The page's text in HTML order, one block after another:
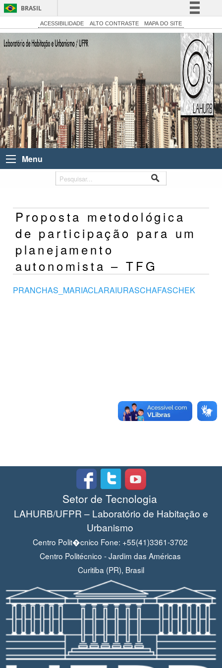
BRASIL
Simplifique!
Acesso à informação
Legislação
Canais
ACESSIBILIDADE ALTO CONTRASTE MAPA DO SITE
Menu
Proposta metodológica
de participação para um
planejamento
autonomista – TFG
PRANCHAS_MARIACLARAIURASCHAFASCHEK
Setor de Tecnologia
LAHURB/UFPR – Laboratório de Habitação e
Urbanismo
Centro Polit�cnico Fone: +55(41)3361-3702
Centro Politécnico - Jardim das Américas
Curitiba (PR), Brasil